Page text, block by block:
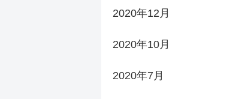
2020年12月
2020年10月
2020年7月